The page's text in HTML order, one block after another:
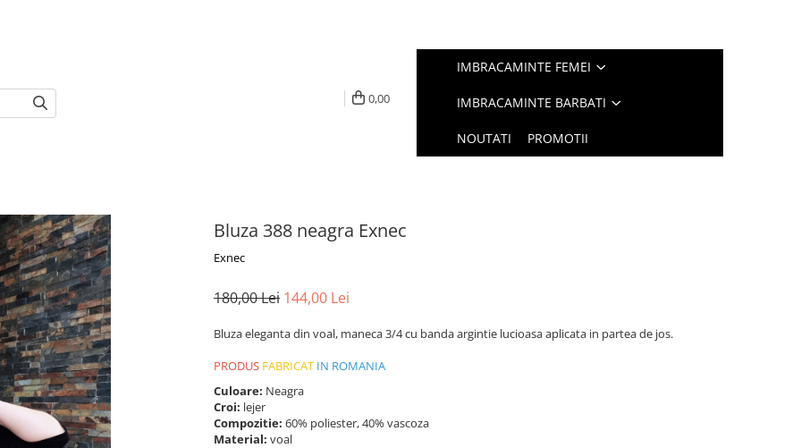
0,00
IMBRACAMINTE FEMEI
IMBRACAMINTE BARBATI
NOUTATI PROMOTII
Bluza 388 neagra Exnec
Exnec
180,00 Lei 144,00 Lei
Bluza eleganta din voal, maneca 3/4 cu banda argintie lucioasa aplicata in partea de jos.
PRODUS FABRICAT IN ROMANIA
Culoare: Neagra
Croi: lejer
Compozitie: 60% poliester, 40% vascoza
Material: voal